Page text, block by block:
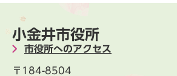
小金井市役所
市役所へのアクセス
〒184-8504